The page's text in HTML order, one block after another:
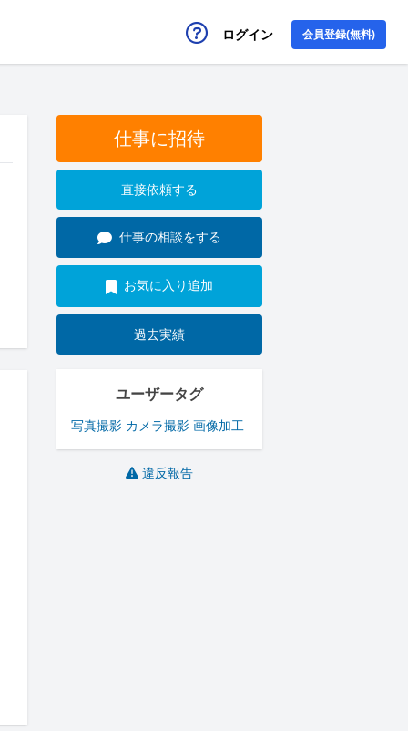
ログイン 会員登録(無料)
仕事に招待
直接依頼する
仕事の相談をする
お気に入り追加
過去実績
ユーザータグ
写真撮影 カメラ撮影 画像加工
違反報告